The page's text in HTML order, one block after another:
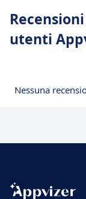
utenti
Nessuna